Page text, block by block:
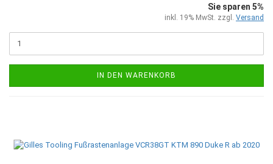
Sie sparen 5%
inkl. 19% MwSt. zzgl. Versand
IN DEN WARENKORB